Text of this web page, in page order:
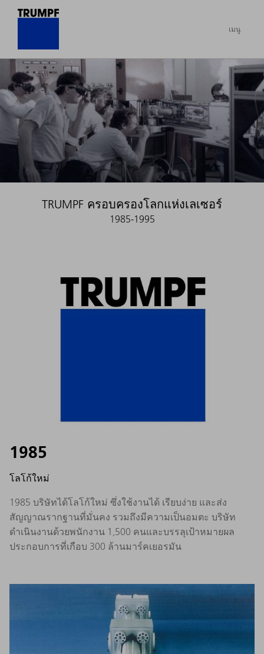
เมนู
TRUMPF ครอบครองโลกแห่งเลเซอร์
1985-1995
1985
โลโก้ใหม่
1985 บริษัทได้โลโก้ใหม่ ซึ่งใช้งานได้ เรียบง่าย และส่ง
สัญญาณรากฐานที่มั่นคง รวมถึงมีความเป็นอมตะ บริษัท
ดำเนินงานด้วยพนักงาน 1,500 คนและบรรลุเป้าหมายผล
ประกอบการที่เกือบ 300 ล้านมาร์คเยอรมัน